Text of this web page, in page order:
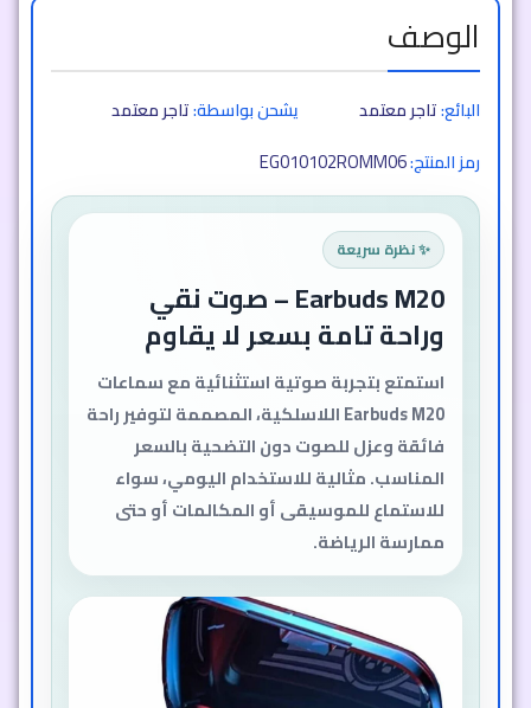
الوصف
البائع:تاجر معتمد يشحن بواسطة:تاجر معتمد
رمز المنتج:EG010102ROMM06
✨ نظرة سريعة
Earbuds M20 – صوت نقي
وراحة تامة بسعر لا يقاوم
استمتع بتجربة صوتية استثنائية مع سماعات
Earbuds M20 اللاسلكية، المصممة لتوفير راحة
فائقة وعزل للصوت دون التضحية بالسعر
المناسب. مثالية للاستخدام اليومي، سواء
للاستماع للموسيقى أو المكالمات أو حتى
ممارسة الرياضة.